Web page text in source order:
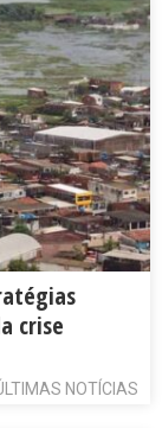
crise
NOTÍCIAS